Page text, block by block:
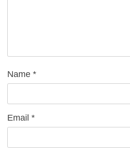
Name *
Email *